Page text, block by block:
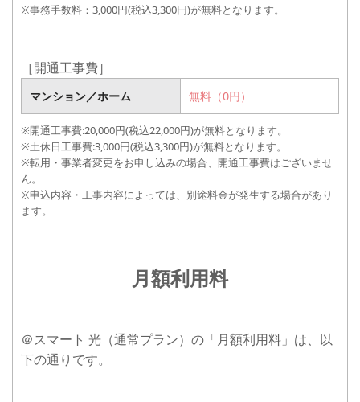
※事務手数料：3,000円(税込3,300円)が無料となります。
［開通工事費］
マンション／ホーム 無料（0円）
※開通工事費:20,000円(税込22,000円)が無料となります。
※土休日工事費:3,000円(税込3,300円)が無料となります。
※転用・事業者変更をお申し込みの場合、開通工事費はございませ
ん。
※申込内容・工事内容によっては、別途料金が発生する場合があり
ます。
月額利用料
＠スマート 光（通常プラン）の「月額利用料」は、以
下の通りです。
マンション
20,000円(税込22,000円)
ホーム